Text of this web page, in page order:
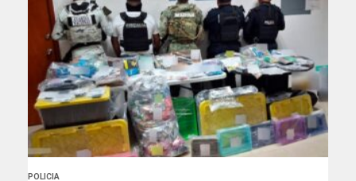
POLICIA